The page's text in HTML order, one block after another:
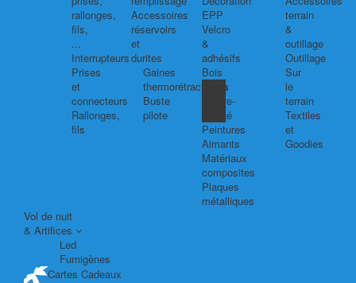
rallonges,
fils,
...
Interrupteurs
Prises
et
connecteurs
Rallonges,
fils
Accessoires
réservoirs
et
durites
Gaines
thermorétractables
Buste
pilote
EPP
Velcro
&
adhésifs
Bois
Balsa
Contre-
plaqué
Peintures
Aimants
Matériaux
composites
Plaques
métalliques
terrain
&
outillage
Outillage
Sur
le
terrain
Textiles
et
Goodies
Vol de nuit
& Artifices
Led
Fumigènes
Cartes Cadeaux